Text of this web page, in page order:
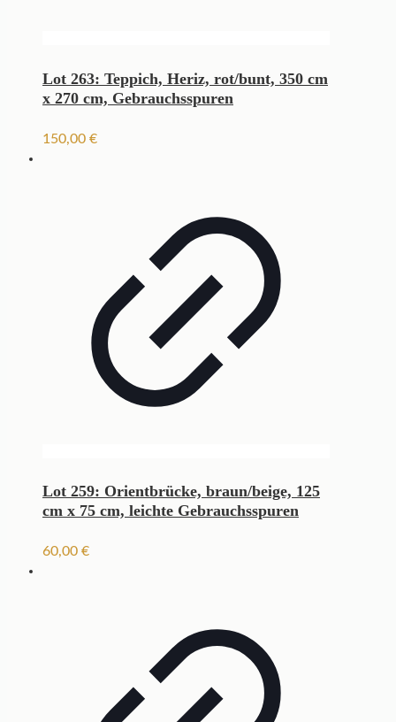
Lot 263: Teppich, Heriz, rot/bunt, 350 cm
x 270 cm, Gebrauchsspuren
150,00 €
Lot 259: Orientbrücke, braun/beige, 125
cm x 75 cm, leichte Gebrauchsspuren
60,00 €